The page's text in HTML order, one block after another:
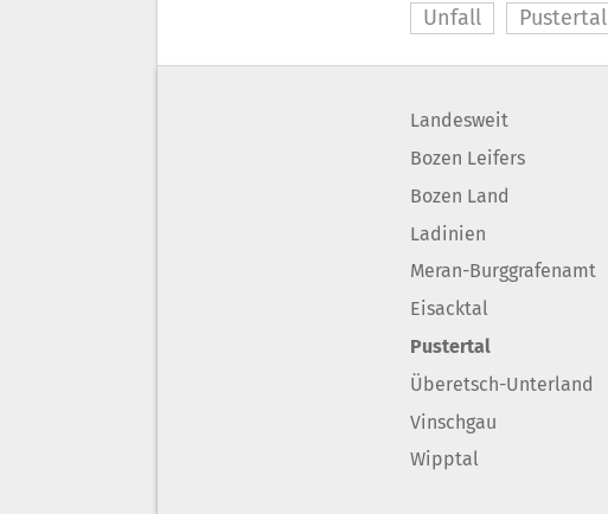
Unfall
Pustertal
Landesweit
Bozen Leifers
Bozen Land
Ladinien
Meran-Burggrafenamt
Eisacktal
Pustertal
Überetsch-Unterland
Vinschgau
Wipptal